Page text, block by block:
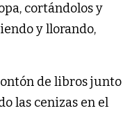
cortándolos y
y llorando,
de libros junto
las cenizas en el